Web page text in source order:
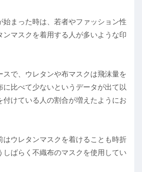
始まった時は、若者やファッション性
ンマスクを着用する人が多いような印
スで、ウレタンや布マスクは飛沫量を
に比べて少ないというデータが出て以
付けている人の割合が増えたようにお
はウレタンマスクを着けることも時折
しばらく不織布のマスクを使用してい